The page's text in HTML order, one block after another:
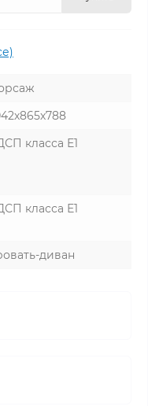
класса Е1
класса Е1
диван